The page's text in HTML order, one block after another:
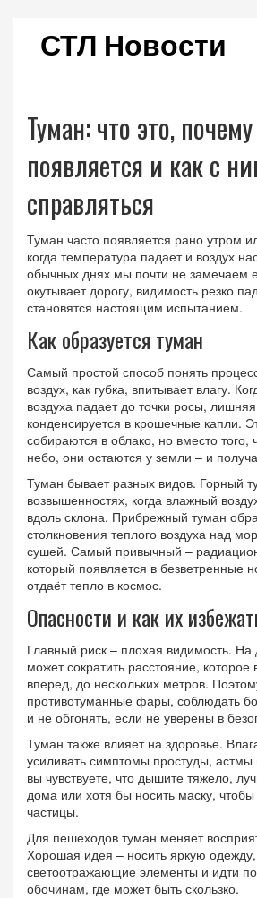
СТЛ Новости
Туман: что это, почему
появляется и как с
справляться
Туман часто появляется рано утром
когда температура падает и воздух
обычных днях мы почти не замечаем
окутывает дорогу, видимость резко
становятся настоящим испытанием.
Как образуется туман
Самый простой способ понять
воздух, как губка, впитывает влагу.
воздуха падает до точки росы,
конденсируется в крошечные капли.
собираются в облако, но вместо того,
небо, они остаются у земли – и
Туман бывает разных видов. Горный
возвышенностях, когда влажный
вдоль склона. Прибрежный туман
столкновения теплого воздуха над
сушей. Самый привычный –
который появляется в безветренные
отдаёт тепло в космос.
Опасности и как их
Главный риск – плохая видимость. На
может сократить расстояние, которое
вперед, до нескольких метров.
противотуманные фары, соблюдать
и не обгонять, если не уверены в
Туман также влияет на здоровье.
усиливать симптомы простуды, астмы
вы чувствуете, что дышите тяжело,
дома или хотя бы носить маску,
частицы.
Для пешеходов туман меняет
Хорошая идея – носить яркую одежду,
светоотражающие элементы и идти
обочинам, где может быть скользко.